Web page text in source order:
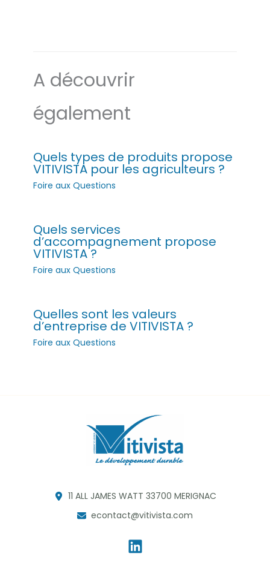
A découvrir
également
Quels types de produits propose
VITIVISTA pour les agriculteurs ?
Foire aux Questions
Quels services
d’accompagnement propose
VITIVISTA ?
Foire aux Questions
Quelles sont les valeurs
d’entreprise de VITIVISTA ?
Foire aux Questions
11 ALL JAMES WATT 33700 MERIGNAC
econtact@vitivista.com